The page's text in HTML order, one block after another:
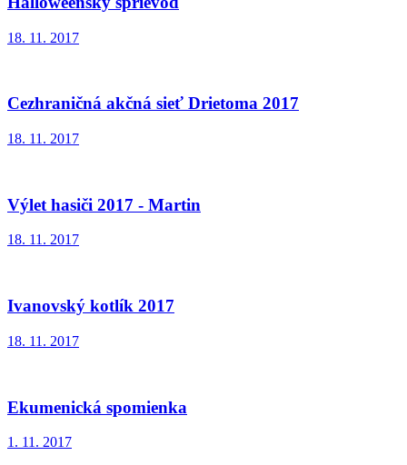
18. 11. 2017
Cezhraničná akčná sieť Drietoma 2017
18. 11. 2017
Výlet hasiči 2017 - Martin
18. 11. 2017
Ivanovský kotlík 2017
18. 11. 2017
Ekumenická spomienka
1. 11. 2017